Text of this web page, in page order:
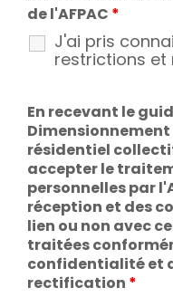
de l'AFPAC *
J'ai pris
restrictions et
En recevant le
Dimensionnement
résidentiel
accepter le
personnelles par
réception et des
lien ou non avec
traitées
confidentialité et
rectification *